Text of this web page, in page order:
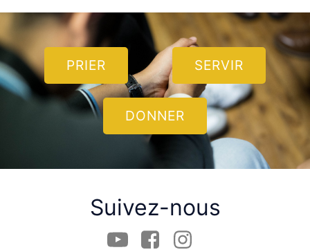
PRIER SERVIR
DONNER
Suivez-nous